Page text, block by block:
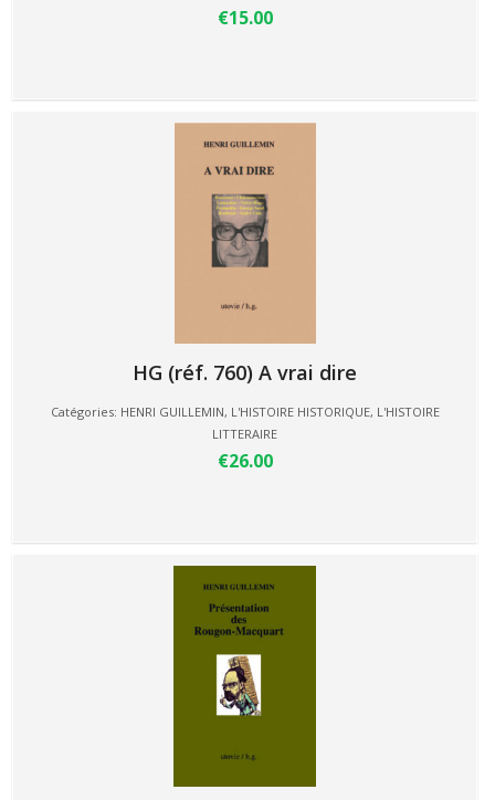
€15.00
HG (réf. 760) A vrai dire
Catégories: HENRI GUILLEMIN, L'HISTOIRE HISTORIQUE, L'HISTOIRE
LITTERAIRE
€26.00